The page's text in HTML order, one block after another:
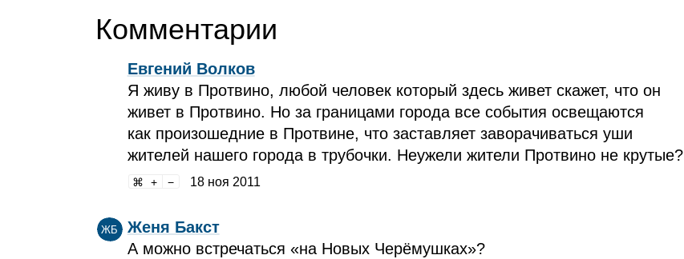
Комментарии
Евгений Волков
Я живу в Протвино, любой человек который здесь живет скажет, что он
живет в Протвино. Но за границами города все события освещаются
как произошедние в Протвине, что заставляет заворачиваться уши
жителей нашего города в трубочки. Неужели жители Протвино не крутые?
18 ноя 2011
ЖБ
Женя Бакст
А можно встречаться «на Новых Черёмушках»?